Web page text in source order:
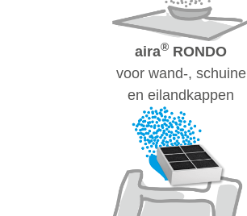
aira® RONDO
voor wand-, schuine
en eilandkappen